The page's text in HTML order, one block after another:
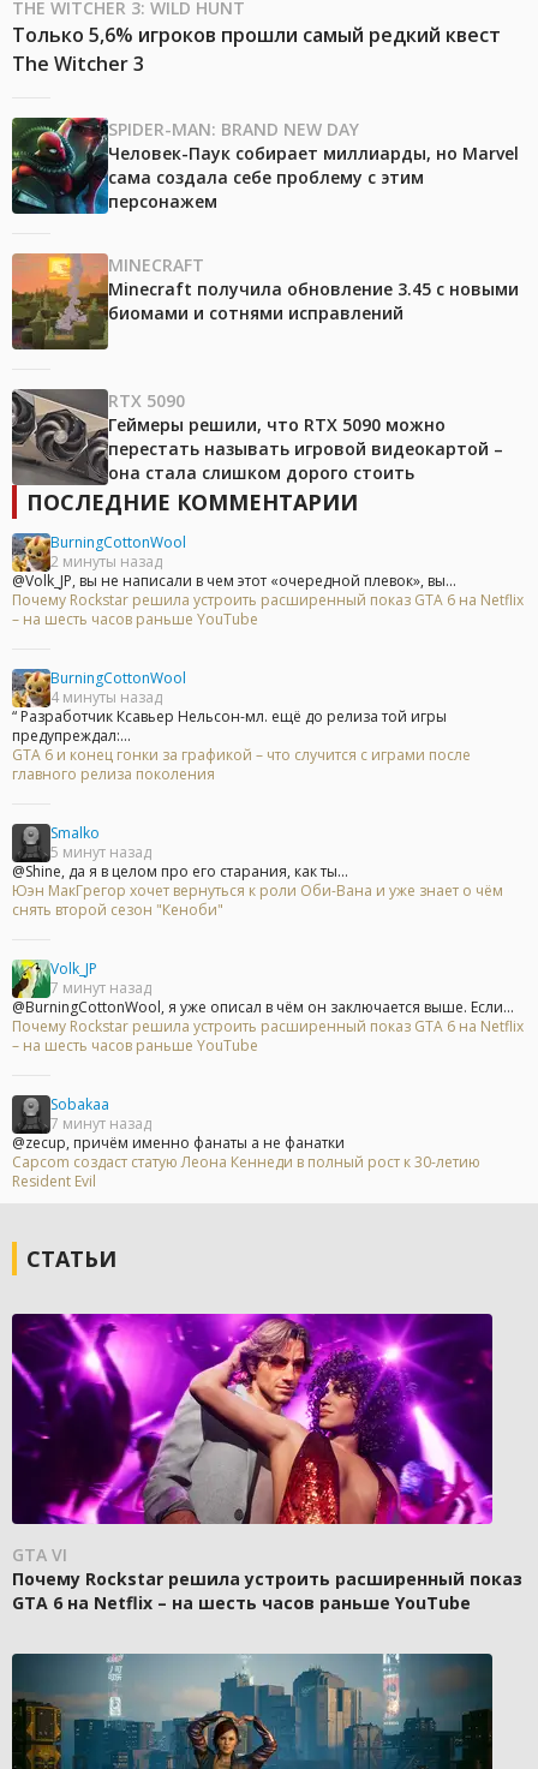
THE WITCHER 3: WILD HUNT
Только 5,6% игроков прошли самый редкий квест
The Witcher 3
SPIDER-MAN: BRAND NEW DAY
Человек-Паук собирает миллиарды, но Marvel
сама создала себе проблему с этим
персонажем
MINECRAFT
Minecraft получила обновление 3.45 с новыми
биомами и сотнями исправлений
RTX 5090
Геймеры решили, что RTX 5090 можно
перестать называть игровой видеокартой –
она стала слишком дорого стоить
ПОСЛЕДНИЕ КОММЕНТАРИИ
BurningCottonWool
2 минуты назад
@Volk_JP, вы не написали в чем этот «очередной плевок», вы...
Почему Rockstar решила устроить расширенный показ GTA 6 на Netflix
– на шесть часов раньше YouTube
BurningCottonWool
4 минуты назад
“ Разработчик Ксавьер Нельсон-мл. ещё до релиза той игры
предупреждал:...
GTA 6 и конец гонки за графикой – что случится с играми после
главного релиза поколения
Smalko
5 минут назад
@Shine, да я в целом про его старания, как ты...
Юэн МакГрегор хочет вернуться к роли Оби-Вана и уже знает о чём
снять второй сезон "Кеноби"
Volk_JP
7 минут назад
@BurningCottonWool, я уже описал в чём он заключается выше. Если...
Почему Rockstar решила устроить расширенный показ GTA 6 на Netflix
– на шесть часов раньше YouTube
Sobakaa
7 минут назад
@zecup, причём именно фанаты а не фанатки
Capcom создаст статую Леона Кеннеди в полный рост к 30-летию
Resident Evil
СТАТЬИ
GTA VI
Почему Rockstar решила устроить расширенный показ
GTA 6 на Netflix – на шесть часов раньше YouTube